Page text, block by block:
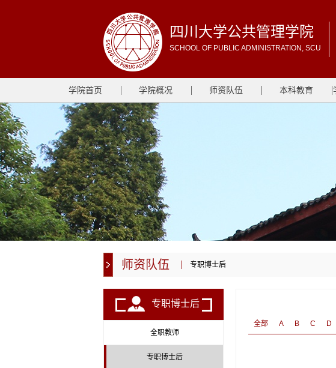
四川大学公共管理学院
SCHOOL OF PUBLIC ADMINISTRATION, SCU
学院首页 学院概况 师资队伍 本科教育
师资队伍 专职博士后
专职博士后
全职教师
专职博士后
全部 A B C D